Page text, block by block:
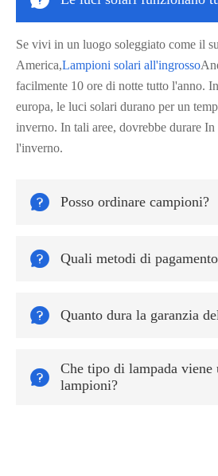
Se vivi in un luogo soleggiato come il
America,Lampioni solari all'ingrosso
facilmente 10 ore di notte tutto l'anno.
europa, le luci solari durano per un
inverno. In tali aree, dovrebbe durare In
l'inverno.
 Posso ordinare campioni?
 Quali metodi di
 Quanto dura la garanzia

Che tipo di lampada
lampioni?